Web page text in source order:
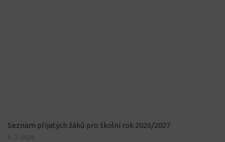
Seznam přijatých žáků pro školní rok 2026/2027
5. 2. 2026